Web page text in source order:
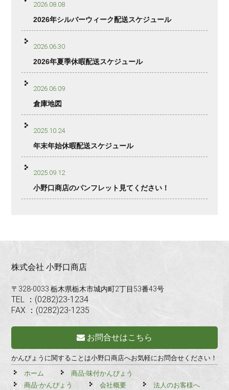
2026.08.08
2026年シルバーウィーク配送スケジュール
2026.06.30
2026年夏季休暇配送スケジュール
2026.06.09
倉庫地図
2025.10.24
年末年始休暇配送スケジュール
2025.09.12
小野口商店のパンフレット見てください！
株式会社 小野口商店
〒328-0033 栃木県栃木市城内町2丁目53番43号
TEL ：(0282)23-1234
FAX ：(0282)23-1235
お問合せはこちら
かんぴょうに関することは小野口商店へお気軽にお問合せください！
ホーム
商品-味付かんぴょう
商品-かんぴょう
会社概要 法人のお客様へ